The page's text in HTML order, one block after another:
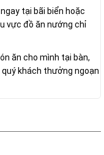
tại bãi biển hoặc
vực đồ ăn nướng chỉ
ăn cho mình tại bàn,
khách thưởng ngoạn